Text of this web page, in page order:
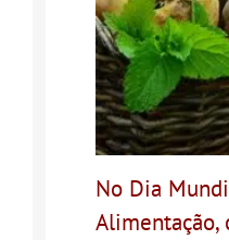
No Dia
Alimentação,